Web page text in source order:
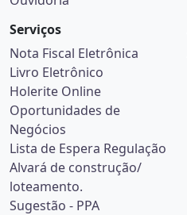
Serviços
Nota Fiscal Eletrônica
Livro Eletrônico
Holerite Online
Oportunidades de
Negócios
Lista de Espera Regulação
Alvará de construção/
loteamento.
Sugestão - PPA